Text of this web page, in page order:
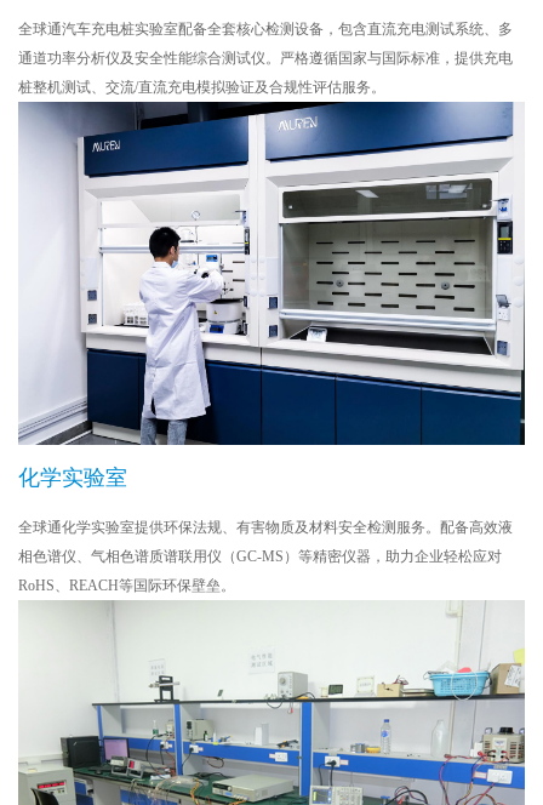
全球通汽车充电桩实验室配备全套核心检测设备，包含直流充电测试系统、多
通道功率分析仪及安全性能综合测试仪。严格遵循国家与国际标准，提供充电
桩整机测试、交流/直流充电模拟验证及合规性评估服务。
化学实验室
全球通化学实验室提供环保法规、有害物质及材料安全检测服务。配备高效液
相色谱仪、气相色谱质谱联用仪（GC-MS）等精密仪器，助力企业轻松应对
RoHS、REACH等国际环保壁垒。